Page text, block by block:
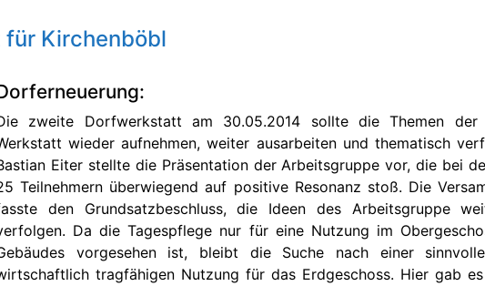
Kirchenböbl
zweite Dorfwerkstatt am 30.05.2014 sollte die Themen der
wieder aufnehmen, weiter ausarbeiten und thematisch
Eiter stellte die Präsentation der Arbeitsgruppe vor, die bei
Teilnehmern überwiegend auf positive Resonanz stoß. Die
den Grundsatzbeschluss, die Ideen des Arbeitsgruppe
Da die Tagespflege nur für eine Nutzung im
vorgesehen ist, bleibt die Suche nach einer
tragfähigen Nutzung für das Erdgeschoss. Hier gab